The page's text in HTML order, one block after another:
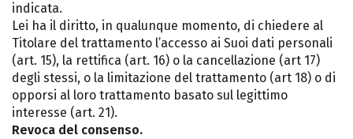
indicata.
Lei ha il diritto, in qualunque momento, di chiedere al
Titolare del trattamento l’accesso ai Suoi dati personali
(art. 15), la rettifica (art. 16) o la cancellazione (art 17)
degli stessi, o la limitazione del trattamento (art 18) o di
opporsi al loro trattamento basato sul legittimo
interesse (art. 21).
Revoca del consenso.